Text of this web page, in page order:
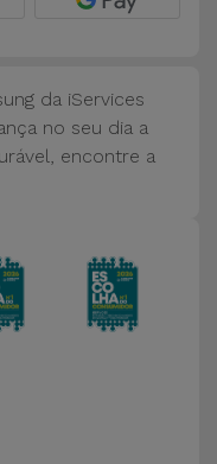
da iServices
no seu dia a
encontre a